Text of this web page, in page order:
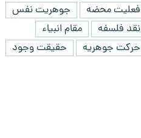
فعلیت محضه
جوهریت نفس
نقد فلسفه
مقام انبیاء
حرکت جوهریه
حقیقت وجود